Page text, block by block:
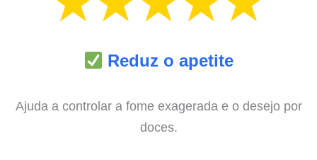
Reduz o apetite
Ajuda a controlar a fome exagerada e o desejo por
doces.